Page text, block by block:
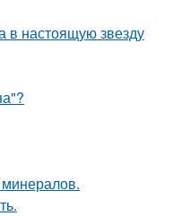
в настоящую звезду